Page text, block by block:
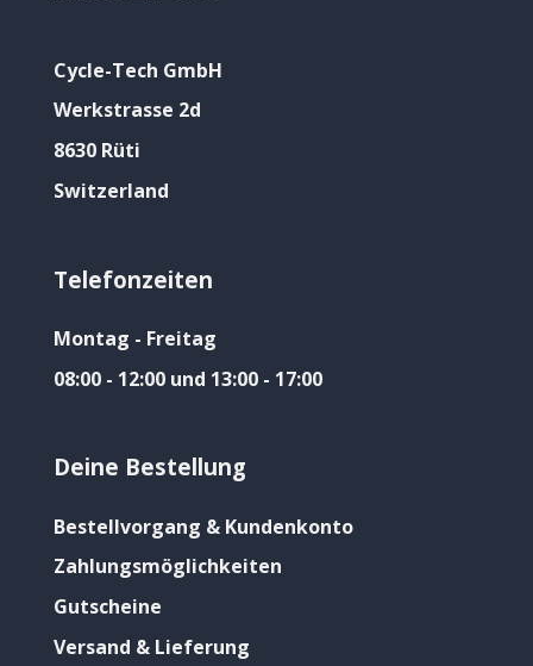
Cycle-Tech GmbH
Werkstrasse 2d
8630 Rüti
Switzerland
Telefonzeiten
Montag - Freitag
08:00 - 12:00 und 13:00 - 17:00
Deine Bestellung
Bestellvorgang & Kundenkonto
Zahlungsmöglichkeiten
Gutscheine
Versand & Lieferung